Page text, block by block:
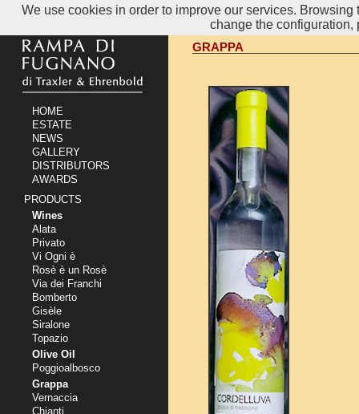
GRAPPA
HOME
ESTATE
NEWS
GALLERY
DISTRIBUTORS
AWARDS
PRODUCTS
Wines
Alata
Privato
Vi Ogni è
Rosè è un Rosè
Via dei Franchi
Bomberto
Gisèle
Siralone
Topazio
Olive Oil
Poggioalbosco
Grappa
Vernaccia
Chianti
We use cookies in order to improve our services.
change the